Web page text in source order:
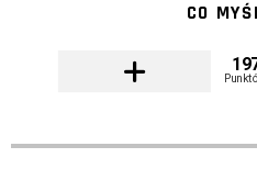
CO